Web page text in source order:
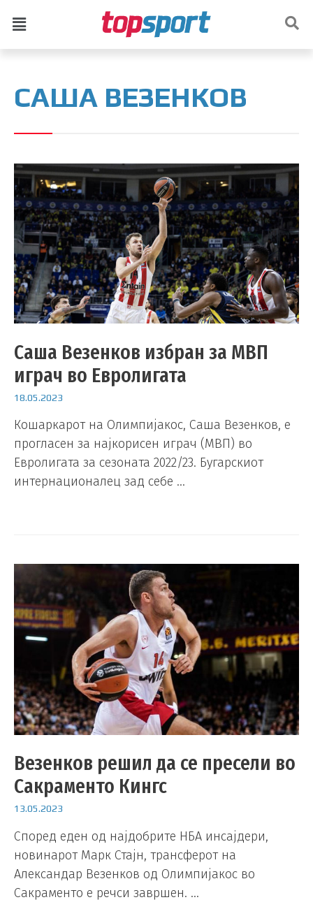
САША ВЕЗЕНКОВ
Саша Везенков избран за МВП
играч во Евролигата
18.05.2023
Кошаркарот на Олимпијакос, Саша Везенков, е
прогласен за најкорисен играч (МВП) во
Евролигата за сезоната 2022/23. Бугарскиот
интернационалец зад себе …
Везенков решил да се пресели во
Сакраменто Кингс
13.05.2023
Според еден од најдобрите НБА инсајдери,
новинарот Марк Стајн, трансферот на
Александар Везенков од Олимпијакос во
Сакраменто е речси завршен. …